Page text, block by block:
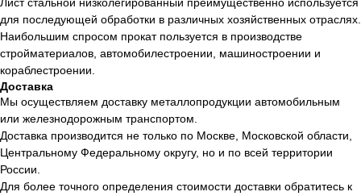
Лист стальной низколегированный преимущественно используется
для последующей обработки в различных хозяйственных отраслях.
Наибольшим спросом прокат пользуется в производстве
стройматериалов, автомобилестроении, машиностроении и
кораблестроении.
Доставка
Мы осуществляем доставку металлопродукции автомобильным
или железнодорожным транспортом.
Доставка производится не только по Москве, Московской области,
Центральному Федеральному округу, но и по всей территории
России.
Для более точного определения стоимости доставки обратитесь к